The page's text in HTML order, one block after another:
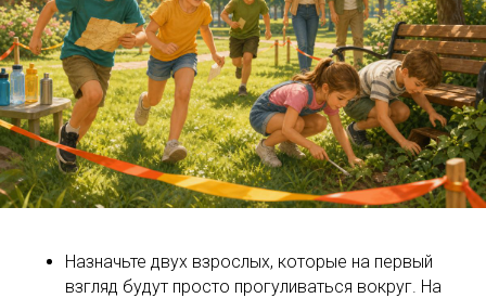
Назначьте двух взрослых, которые на первый
взгляд будут просто прогуливаться вокруг. На